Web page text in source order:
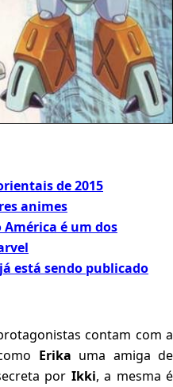
de 2015
animes
é um dos
está sendo publicado
contam com a
Erika uma amiga de
por Ikki, a mesma é